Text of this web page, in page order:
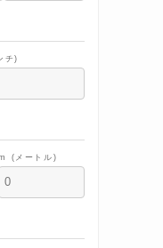
チ)
(メートル)